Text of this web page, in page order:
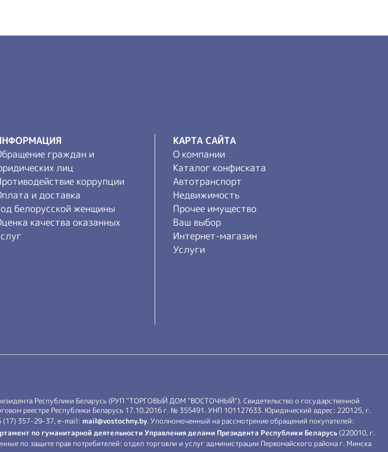
граждан и
лиц
коррупции
и доставка
белорусской женщины
качества оказанных
КАРТА САЙТА
О компании
Каталог конфиската
Автотранспорт
Недвижимость
Прочее имущество
Ваш выбор
Интернет-магазин
Услуги
Республики Беларусь (РУП "ТОРГОВЫЙ ДОМ "ВОСТОЧНЫЙ"). Свидетельство о государственной
реестре Республики Беларусь 17.10.2016 г. № 355491. УНП 101127633. Юридический адрес: 220125, г.
(17) 357-29-37, e-mail: mail@vostochny.by. Уполномоченный на рассмотрение обращений покупателей:
по гуманитарной деятельности Управления делами Президента Республики Беларусь (220010, г.
по защите прав потребителей: отдел торговли и услуг администрации Первомайского района г. Минска